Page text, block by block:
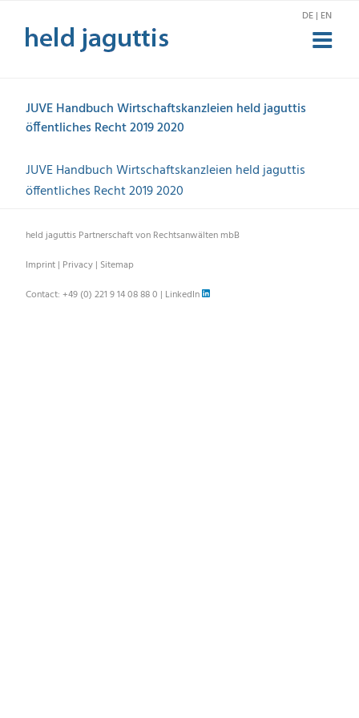
content
DE | EN
JUVE Handbuch Wirtschaftskanzleien held jaguttis
öffentliches Recht 2019 2020
JUVE Handbuch Wirtschaftskanzleien held jaguttis
öffentliches Recht 2019 2020
held jaguttis Partnerschaft von Rechtsanwälten mbB
Imprint | Privacy | Sitemap
Contact: +49 (0) 221 9 14 08 88 0 | LinkedIn